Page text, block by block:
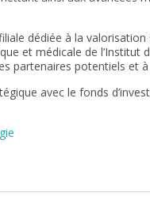
dédiée à la
et médicale de l’Institut
partenaires potentiels et
avec le fonds